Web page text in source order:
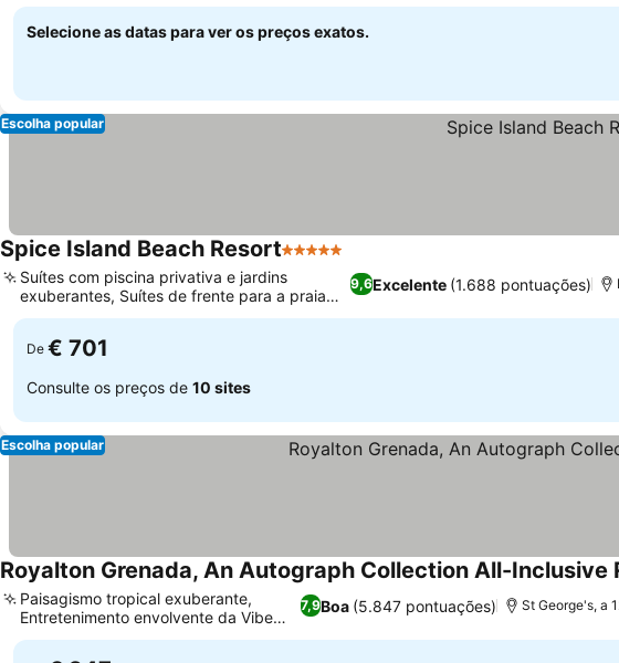
Selecione as datas para ver os preços exatos.
Escolha popular
Spice Island Beach Resort5 Estrelas
9,6Excelente (1.688 pontuações)
Suítes com piscina privativa e jardins
exuberantes, Suítes de frente para a praia
com terraços privativos
De € 701
Consulte os preços de 10 sites
Escolha popular
Royalton Grenada, An Autograph Collection All-Inclusive
7,9Boa (5.847 pontuações)
Paisagismo tropical exuberante,
Entretenimento envolvente da Vibe
Team
St George's, a